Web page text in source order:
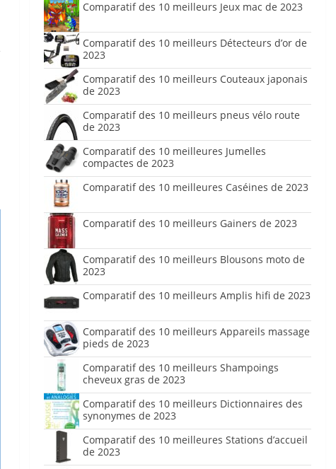
Comparatif des 10 meilleurs Jeux mac de 2023
Comparatif des 10 meilleurs Détecteurs d’or de
2023
Comparatif des 10 meilleurs Couteaux japonais
de 2023
Comparatif des 10 meilleurs pneus vélo route
de 2023
Comparatif des 10 meilleures Jumelles
compactes de 2023
Comparatif des 10 meilleures Caséines de 2023
Comparatif des 10 meilleurs Gainers de 2023
Comparatif des 10 meilleurs Blousons moto de
2023
Comparatif des 10 meilleurs Amplis hifi de 2023
Comparatif des 10 meilleurs Appareils massage
pieds de 2023
Comparatif des 10 meilleurs Shampoings
cheveux gras de 2023
Comparatif des 10 meilleurs Dictionnaires des
synonymes de 2023
Comparatif des 10 meilleures Stations d’accueil
de 2023